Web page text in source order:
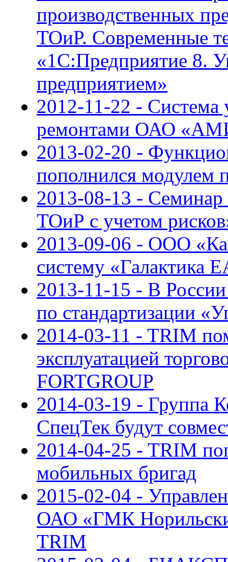
производственных
ТОиР. Современные
«1С:Предприятие 8.
предприятием»
2012-11-22 - Система
ремонтами ОАО
2013-02-20 -
пополнился модулем
2013-08-13 - Семинар
ТОиР с учетом
2013-09-06 - ООО
систему «Галактика
2013-11-15 - В
по стандартизации
2014-03-11 - TRIM
эксплуатацией
FORTGROUP
2014-03-19 - Группа
СпецТек будут
2014-04-25 - TRIM
мобильных бригад
2015-02-04 -
ОАО «ГМК
TRIM